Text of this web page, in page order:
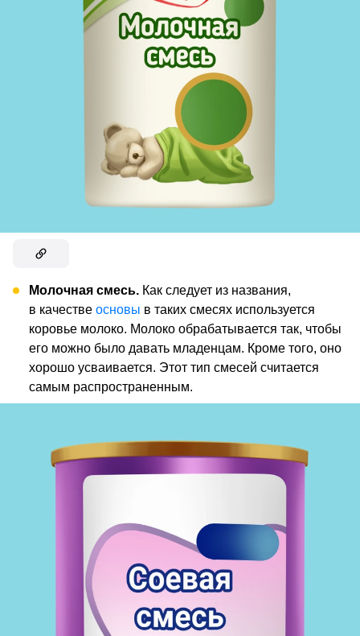
Молочная смесь. Как следует из названия,
в качестве основы в таких смесях используется
коровье молоко. Молоко обрабатывается так, чтобы
его можно было давать младенцам. Кроме того, оно
хорошо усваивается. Этот тип смесей считается
самым распространенным.